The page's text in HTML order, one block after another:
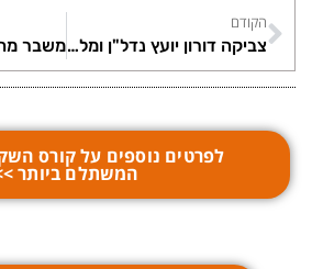
הקודם
צביקה דורון יועץ נדל"ן ומלווה משקיעי נדל"ן
לפרטים נוספים על קורס
המשתלם ביותר